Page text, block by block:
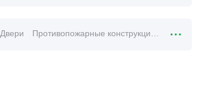
Двери Противопожарные конструкции